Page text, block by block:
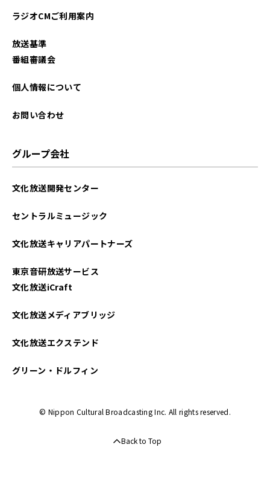
ラジオCMご利用案内
放送基準
番組審議会
個人情報について
お問い合わせ
グループ会社
文化放送開発センター
セントラルミュージック
文化放送キャリアパートナーズ
東京音研放送サービス
文化放送iCraft
文化放送メディアブリッジ
文化放送エクステンド
グリーン・ドルフィン
© Nippon Cultural Broadcasting Inc. All rights reserved.
Back to Top